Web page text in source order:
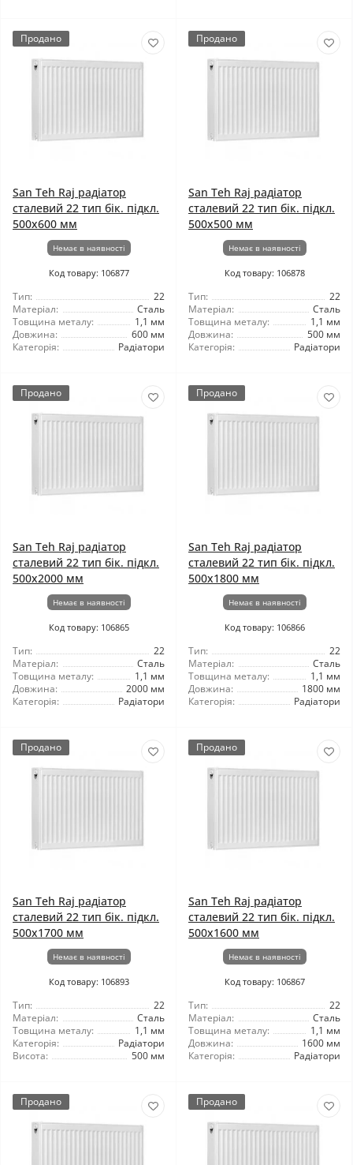
Продано
San Teh Raj радіатор
сталевий 22 тип бік. підкл.
500x600 мм
Немає в наявності
Код товару: 106877
Тип:
22
Матеріал:
Сталь
Товщина металу:
1,1 мм
Довжина:
600 мм
Категорія:
Радіатори
Продано
San Teh Raj радіатор
сталевий 22 тип бік. підкл.
500x500 мм
Немає в наявності
Код товару: 106878
Тип:
22
Матеріал:
Сталь
Товщина металу:
1,1 мм
Довжина:
500 мм
Категорія:
Радіатори
Продано
San Teh Raj радіатор
сталевий 22 тип бік. підкл.
500x2000 мм
Немає в наявності
Код товару: 106865
Тип:
22
Матеріал:
Сталь
Товщина металу:
1,1 мм
Довжина:
2000 мм
Категорія:
Радіатори
Продано
San Teh Raj радіатор
сталевий 22 тип бік. підкл.
500x1800 мм
Немає в наявності
Код товару: 106866
Тип:
22
Матеріал:
Сталь
Товщина металу:
1,1 мм
Довжина:
1800 мм
Категорія:
Радіатори
Продано
San Teh Raj радіатор
сталевий 22 тип бік. підкл.
500x1700 мм
Немає в наявності
Код товару: 106893
Тип:
22
Матеріал:
Сталь
Товщина металу:
1,1 мм
Категорія:
Радіатори
Висота:
500 мм
Продано
San Teh Raj радіатор
сталевий 22 тип бік. підкл.
500x1600 мм
Немає в наявності
Код товару: 106867
Тип:
22
Матеріал:
Сталь
Товщина металу:
1,1 мм
Довжина:
1600 мм
Категорія:
Радіатори
Продано Продано